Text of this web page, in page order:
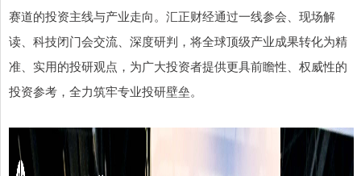
赛道的投资主线与产业走向。汇正财经通过一线参会、现场解
读、科技闭门会交流、深度研判，将全球顶级产业成果转化为精
准、实用的投研观点，为广大投资者提供更具前瞻性、权威性的
投资参考，全力筑牢专业投研壁垒。